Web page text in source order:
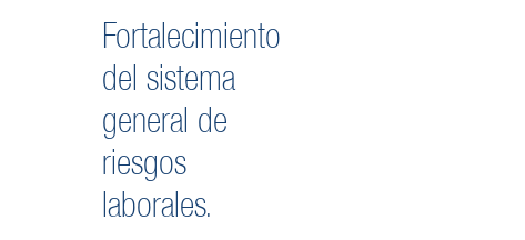
Fortalecimiento
del sistema
general de
riesgos
laborales.